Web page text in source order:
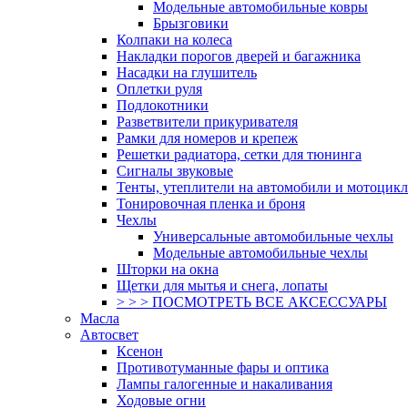
Модельные автомобильные ковры
Брызговики
Колпаки на колеса
Накладки порогов дверей и багажника
Насадки на глушитель
Оплетки руля
Подлокотники
Разветвители прикуривателя
Рамки для номеров и крепеж
Решетки радиатора, сетки для тюнинга
Сигналы звуковые
Тенты, утеплители на автомобили и
Тонировочная пленка и броня
Чехлы
Универсальные автомобильные чехлы
Модельные автомобильные чехлы
Шторки на окна
Щетки для мытья и снега, лопаты
> > > ПОСМОТРЕТЬ ВСЕ АКСЕССУАРЫ
Масла
Автосвет
Ксенон
Противотуманные фары и оптика
Лампы галогенные и накаливания
Ходовые огни